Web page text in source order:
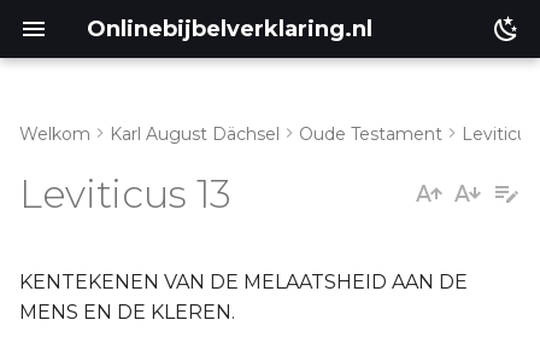
Onlinebijbelverklaring.nl
Lukas
Welkom Karl August Dächsel Oude Testament Leviticus
Leviticus 13
KENTEKENEN VAN DE MELAATSHEID AAN DE
MENS EN DE KLEREN.